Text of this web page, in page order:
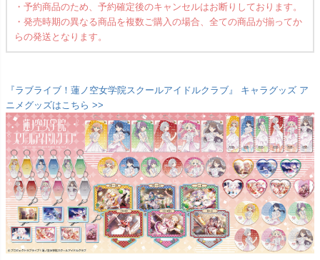
・予約商品のため、予約確定後のキャンセルはお断りしております。
・発売時期の異なる商品を複数ご購入の場合、全ての商品が揃ってか
らの発送となります。
『ラブライブ！蓮ノ空女学院スクールアイドルクラブ』 キャラグッズ ア
ニメグッズはこちら >>